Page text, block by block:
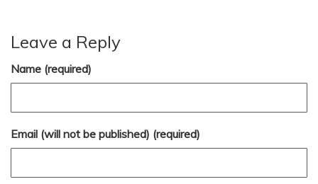
Leave a Reply
Name (required)
Email (will not be published) (required)